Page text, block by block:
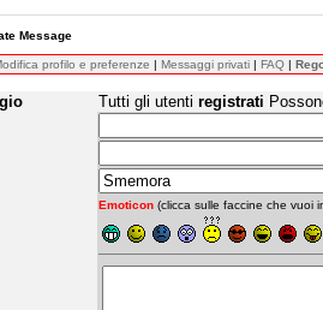
Message
profilo e preferenze | Messaggi privati | FAQ |
Tutti gli utenti registrati
Emoticon (clicca sulle faccine che vuoi